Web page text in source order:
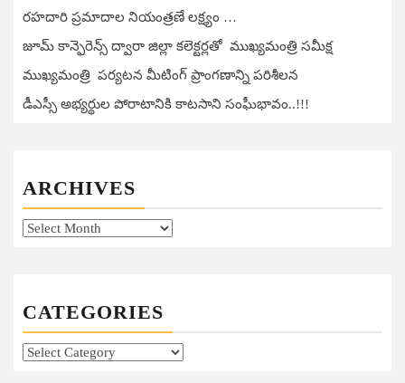
రహదారి ప్రమాదాల నియంత్రణే లక్ష్యం …
జూమ్ కాన్ఫెరెన్స్ ద్వారా జిల్లా కలెక్టర్లతో ముఖ్యమంత్రి సమీక్ష
ముఖ్యమంత్రి పర్యటన మీటింగ్ ప్రాంగణాన్ని పరిశీలన
డీఎస్సీ అభ్యర్థుల పోరాటానికి కాటసాని సంఘీభావం..!!!
ARCHIVES
Archives
CATEGORIES
Categories